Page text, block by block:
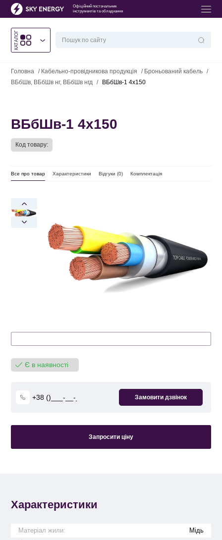
Офіційний постачальник
інструментів та обладнання
КАТАЛОГ
Головна / Кабельно-провідникова продукція / Броньований кабель /
ВБбШв, ВБбШв нг, ВБбШв нгд / ВБбШв-1 4х150
ВБбШв-1 4х150
Код товару:
Все про товар Характеристики Відгуки (0) Комплектація
Є в наявності
Запросити ціну
Характеристики
Матеріал жили:
Мідь